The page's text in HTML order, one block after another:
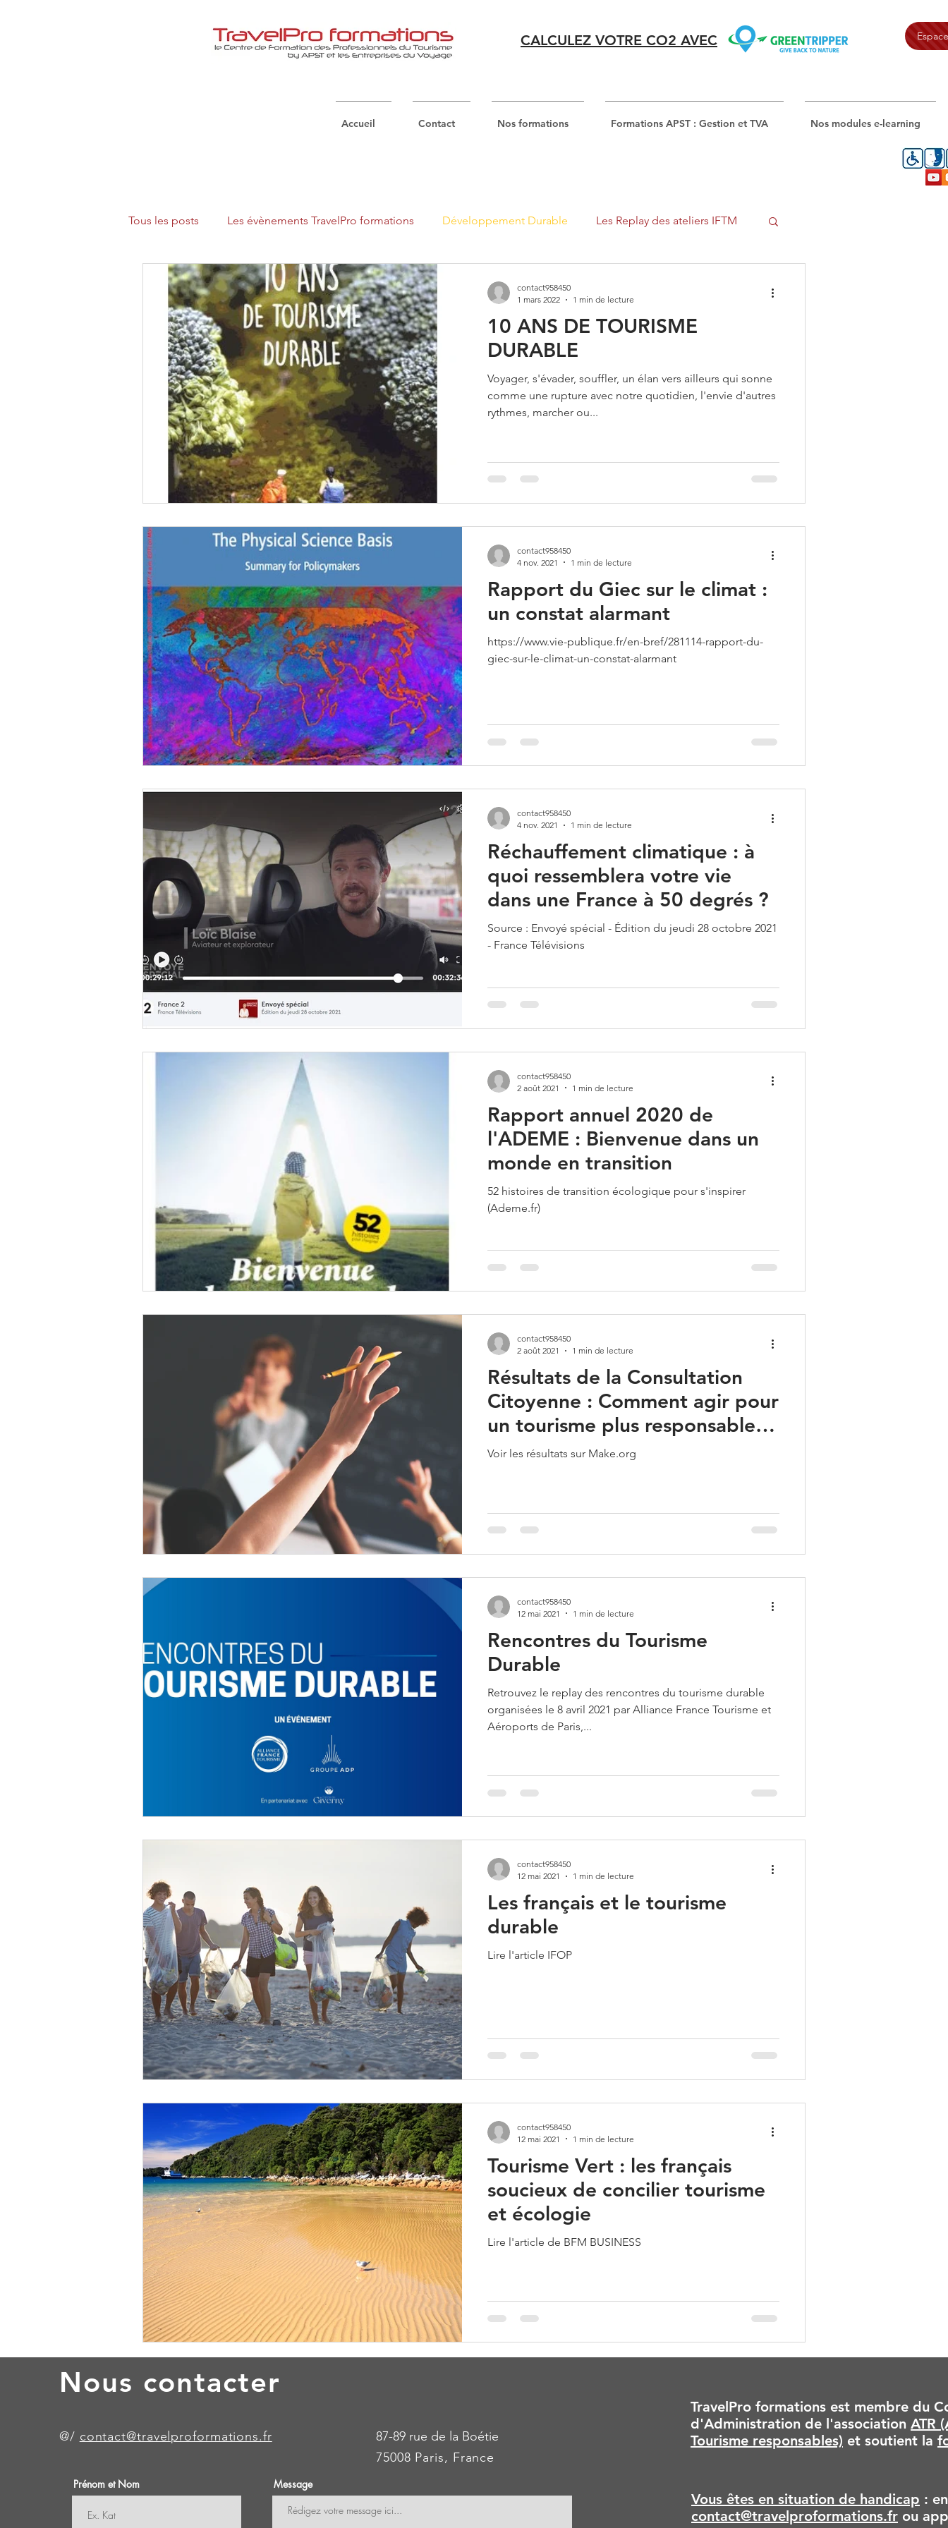
CALCULEZ VOTRE CO2 AVEC
Accueil Contact Nos formations Formations APST : Gestion et TVA Nos modules e-learning
Tous les posts Les évènements TravelPro formations Développement Durable Les Replay des ateliers IFTM
Le coin Lecture
10 ANS DE TOURISME
DURABLE
Voyager, s'évader, souffler, un élan vers ailleurs qui sonne
comme une rupture avec notre quotidien, l'envie d'autres
rythmes, marcher ou...
contact958450
1 mars 2022
1 min de lecture
Rapport du Giec sur le climat :
un constat alarmant
https://www.vie-publique.fr/en-bref/281114-rapport-du-
giec-sur-le-climat-un-constat-alarmant
contact958450
4 nov. 2021
1 min de lecture
Réchauffement climatique : à
quoi ressemblera votre vie
dans une France à 50 degrés ?
Source : Envoyé spécial - Édition du jeudi 28 octobre 2021
- France Télévisions
contact958450
4 nov. 2021
1 min de lecture
Rapport annuel 2020 de
l'ADEME : Bienvenue dans un
monde en transition
52 histoires de transition écologique pour s'inspirer
(Ademe.fr)
contact958450
2 août 2021
1 min de lecture
Résultats de la Consultation
Citoyenne : Comment agir pour
un tourisme plus responsable
en France ?
Voir les résultats sur Make.org
contact958450
2 août 2021
1 min de lecture
Rencontres du Tourisme
Durable
Retrouvez le replay des rencontres du tourisme durable
organisées le 8 avril 2021 par Alliance France Tourisme et
Aéroports de Paris,...
contact958450
12 mai 2021
1 min de lecture
Les français et le tourisme
durable
Lire l'article IFOP
contact958450
12 mai 2021
1 min de lecture
Tourisme Vert : les français
soucieux de concilier tourisme
et écologie
Lire l'article de BFM BUSINESS
contact958450
12 mai 2021
1 min de lecture
Nous contacter
@/ contact@travelproformations.fr
87-89 rue de la Boétie
75008 Paris, France
Prénom et Nom Message
TravelPro formations est membre du
d'Administration de l'association ATR
Tourisme responsables) et soutient la
Vous êtes en situation de handicap :
contact@travelproformations.fr ou